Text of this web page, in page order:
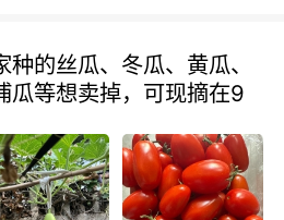
的丝瓜、冬瓜、黄瓜、
瓜等想卖掉，可现摘在9